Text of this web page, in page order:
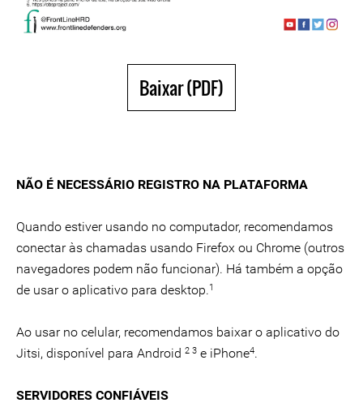
Baixar (PDF)
NÃO É NECESSÁRIO REGISTRO NA PLATAFORMA
Quando estiver usando no computador, recomendamos
conectar às chamadas usando Firefox ou Chrome (outros
navegadores podem não funcionar). Há também a opção
de usar o aplicativo para desktop.1
Ao usar no celular, recomendamos baixar o aplicativo do
Jitsi, disponível para Android 2 3 e iPhone4.
SERVIDORES CONFIÁVEIS